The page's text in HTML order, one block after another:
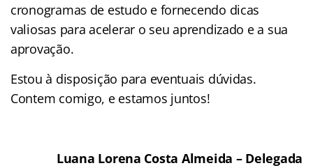
cronogramas de estudo e fornecendo dicas
valiosas para acelerar o seu aprendizado e a sua
aprovação.
Estou à disposição para eventuais dúvidas.
Contem comigo, e estamos juntos!
Luana Lorena Costa Almeida – Delegada